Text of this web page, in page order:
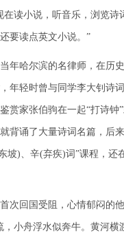
在读小说，听音乐，浏览诗
要读点英文小说。”
哈尔滨的名律师，在历史
年轻时曾与同学李大钊诗
赏家张伯驹在一起“打诗钟
背诵了大量诗词名篇，后
坡)、辛(弃疾)词”课程，还
回国受阻，心情郁闷的
，小舟浮水似奔牛。黄河横